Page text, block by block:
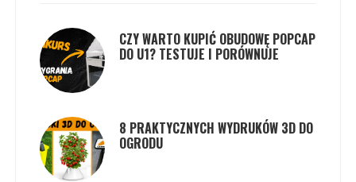
CZY WARTO KUPIĆ OBUDOWĘ POPCAP
DO U1? TESTUJE I PORÓWNUJE
8 PRAKTYCZNYCH WYDRUKÓW 3D DO
OGRODU